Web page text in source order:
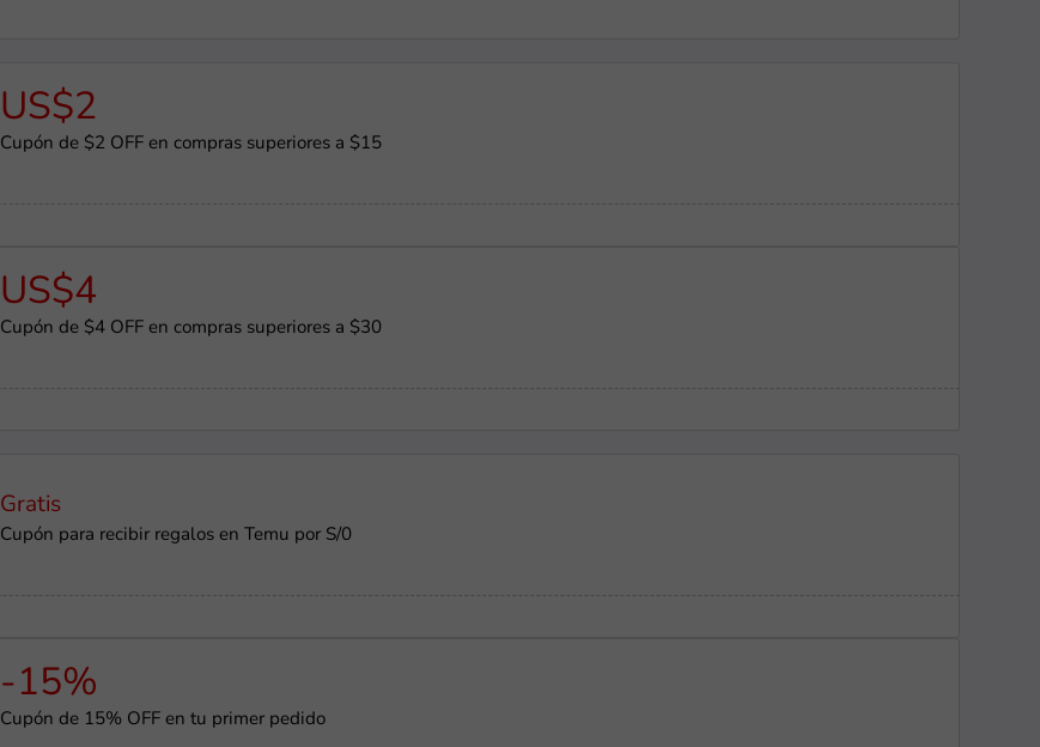
US$2
Cupón de $2 OFF en compras superiores a $15
US$4
Cupón de $4 OFF en compras superiores a $30
Gratis
Cupón para recibir regalos en Temu por S/0
-15%
Cupón de 15% OFF en tu primer pedido